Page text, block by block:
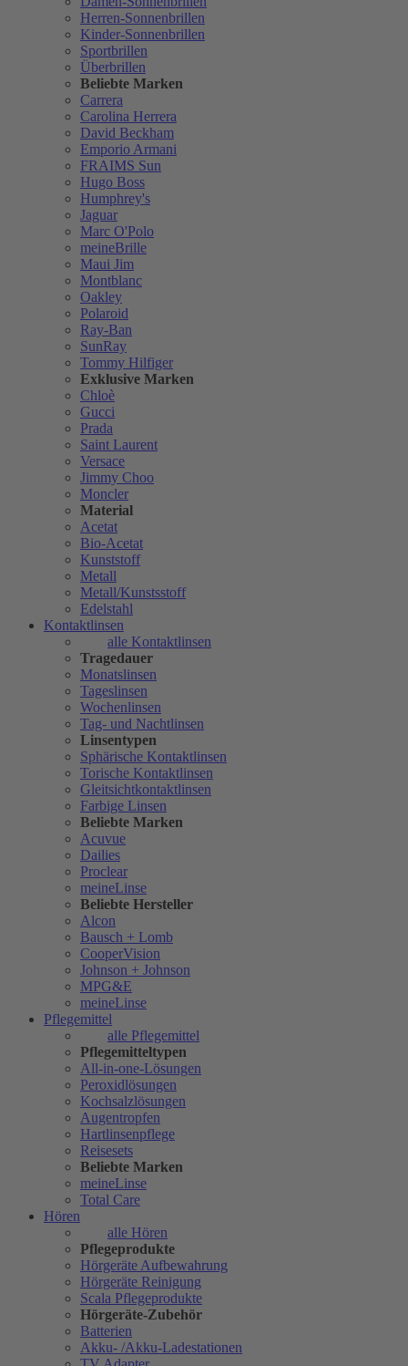
Herren-Sonnenbrillen
Kinder-Sonnenbrillen
Sportbrillen
Überbrillen
Beliebte Marken
Carrera
Carolina Herrera
David Beckham
Emporio Armani
FRAIMS Sun
Hugo Boss
Humphrey's
Jaguar
Marc O'Polo
meineBrille
Maui Jim
Montblanc
Oakley
Polaroid
Ray-Ban
SunRay
Tommy Hilfiger
Exklusive Marken
Chloè
Gucci
Prada
Saint Laurent
Versace
Jimmy Choo
Moncler
Material
Acetat
Bio-Acetat
Kunststoff
Metall
Metall/Kunstsstoff
Edelstahl
Kontaktlinsen
alle Kontaktlinsen
Tragedauer
Monatslinsen
Tageslinsen
Wochenlinsen
Tag- und Nachtlinsen
Linsentypen
Sphärische Kontaktlinsen
Torische Kontaktlinsen
Gleitsichtkontaktlinsen
Farbige Linsen
Beliebte Marken
Acuvue
Dailies
Proclear
meineLinse
Beliebte Hersteller
Alcon
Bausch + Lomb
CooperVision
Johnson + Johnson
MPG&E
meineLinse
Pflegemittel
alle Pflegemittel
Pflegemitteltypen
All-in-one-Lösungen
Peroxidlösungen
Kochsalzlösungen
Augentropfen
Hartlinsenpflege
Reisesets
Beliebte Marken
meineLinse
Total Care
Hören
alle Hören
Pflegeprodukte
Hörgeräte Aufbewahrung
Hörgeräte Reinigung
Scala Pflegeprodukte
Hörgeräte-Zubehör
Batterien
Akku- /Akku-Ladestationen